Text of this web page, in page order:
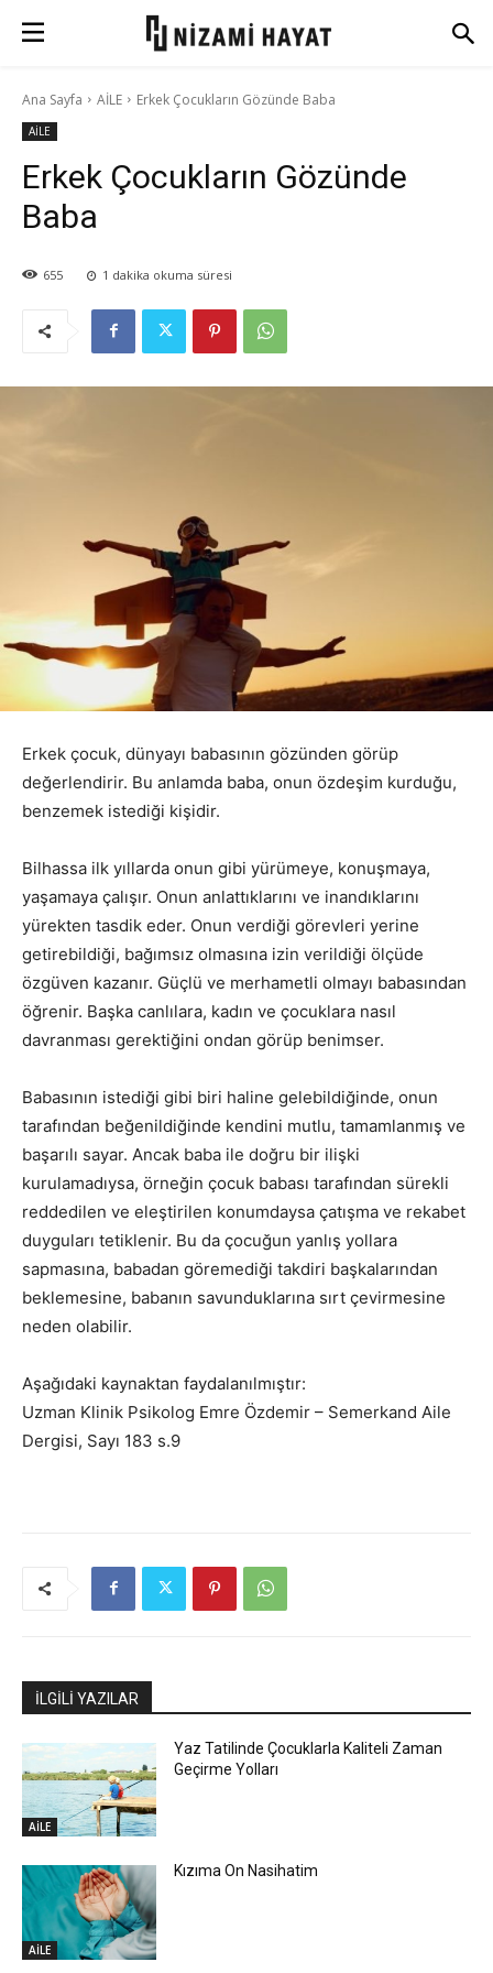
Ana Sayfa AİLE Erkek Çocukların Gözünde Baba
AİLE
Erkek Çocukların Gözünde
Baba
655 1 dakika okuma süresi
Erkek çocuk, dünyayı babasının gözünden görüp
değerlendirir. Bu anlamda baba, onun özdeşim kurduğu,
benzemek istediği kişidir.
Bilhassa ilk yıllarda onun gibi yürümeye, konuşmaya,
yaşamaya çalışır. Onun anlattıklarını ve inandıklarını
yürekten tasdik eder. Onun verdiği görevleri yerine
getirebildiği, bağımsız olmasına izin verildiği ölçüde
özgüven kazanır. Güçlü ve merhametli olmayı babasından
öğrenir. Başka canlılara, kadın ve çocuklara nasıl
davranması gerektiğini ondan görüp benimser.
Babasının istediği gibi biri haline gelebildiğinde, onun
tarafından beğenildiğinde kendini mutlu, tamamlanmış ve
başarılı sayar. Ancak baba ile doğru bir ilişki
kurulamadıysa, örneğin çocuk babası tarafından sürekli
reddedilen ve eleştirilen konumdaysa çatışma ve rekabet
duyguları tetiklenir. Bu da çocuğun yanlış yollara
sapmasına, babadan göremediği takdiri başkalarından
beklemesine, babanın savunduklarına sırt çevirmesine
neden olabilir.
Aşağıdaki kaynaktan faydalanılmıştır:
Uzman Klinik Psikolog Emre Özdemir – Semerkand Aile
Dergisi, Sayı 183 s.9
İLGİLİ YAZILAR
AİLE
Yaz Tatilinde Çocuklarla Kaliteli Zaman
Geçirme Yolları
AİLE
Kızıma On Nasihatim